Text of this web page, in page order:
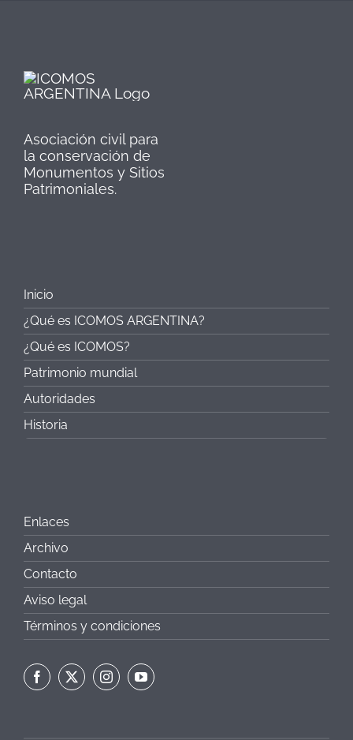
Asociación civil para
la conservación de
Monumentos y Sitios
Patrimoniales.
Inicio
¿Qué es ICOMOS ARGENTINA?
¿Qué es ICOMOS?
Patrimonio mundial
Autoridades
Historia
Enlaces
Archivo
Contacto
Aviso legal
Términos y condiciones